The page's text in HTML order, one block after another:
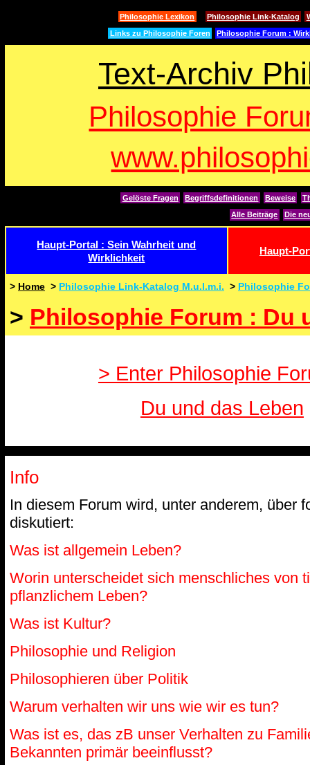
Philosophie Lexikon Philosophie Link-Katalog
Links zu Philosophie Foren Philosophie Forum :
Text-Archiv
Philosophie
Gelöste Fragen Begriffsdefinitionen Beweise
Alle Beiträge Die
Haupt-Portal : Sein Wahrheit und
Wirklichkeit
Haupt-
> Home > Philosophie Link-Katalog M.u.l.m.i. > Philosophie
> Philosophie Forum : Du
> Enter Philosophie
Du und das Leben
Info
In diesem Forum wird, unter anderem, über
diskutiert:
Was ist allgemein Leben?
Worin unterscheidet sich menschliches von
pflanzlichem Leben?
Was ist Kultur?
Philosophie und Religion
Philosophieren über Politik
Warum verhalten wir uns wie wir es tun?
Was ist es, das zB unser Verhalten zu
Bekannten primär beeinflusst?